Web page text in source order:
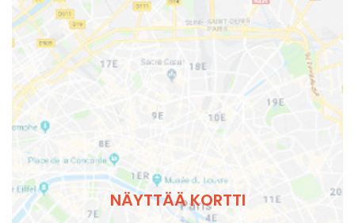
NÄYTTÄÄ KORTTI